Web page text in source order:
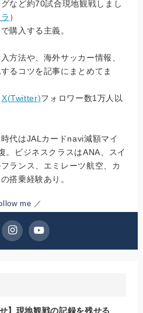
など約70試合現地観戦しまし
）
購入する主義。
方法や、海外サッカー情報、
るコツを記事にまとめてま
X(Twitter)フォロワー数1万人以
代はJALカードnavi減額マイ
。ビジネスクラスはANA、スイ
ランス、エミレーツ航空、カ
搭乗経験あり。
me ／
せ】現地観戦の記録を残せる